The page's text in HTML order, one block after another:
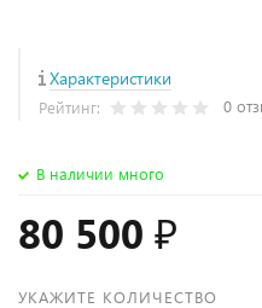
Характеристики
Рейтинг: 0
В наличии много
80 500 ₽
УКАЖИТЕ КОЛИЧЕСТВО